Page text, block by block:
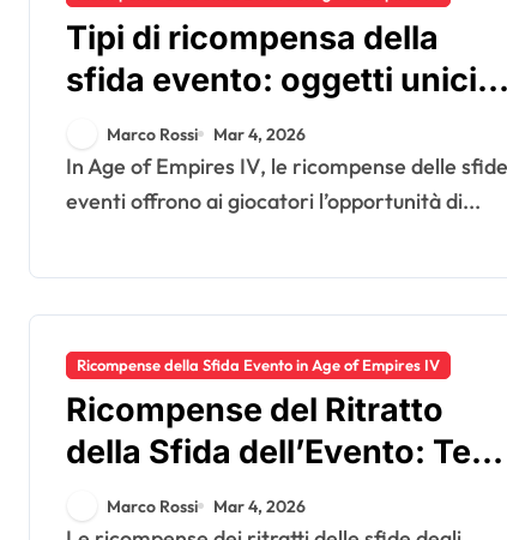
Tipi di ricompensa della
sfida evento: oggetti unici,
caratteristiche
collezionabili, opzioni di
personalizzazione
Marco Rossi Mar 4, 2026
In Age of Empires IV, le ricompense delle sfide
eventi offrono ai giocatori l’opportunità di...
Ricompense della Sfida Evento in Age of Empires IV
Ricompense del Ritratto
della Sfida dell’Evento: Temi
di design, Condizioni di
Marco Rossi Mar 4, 2026